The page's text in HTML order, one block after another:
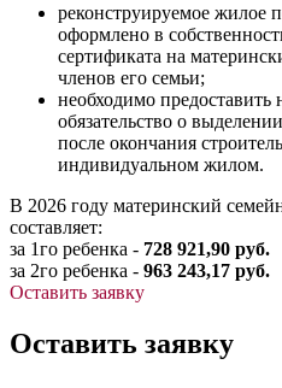
реконструируемое жилое
оформлено в
сертификата на
членов его семьи;
необходимо предоставить
обязательство о
после окончания
индивидуальном жилом.
В 2026 году материнский
составляет:
за 1го ребенка - 728 921,90 руб.
за 2го ребенка - 963 243,17 руб.
Оставить заявку
Оставить заявку